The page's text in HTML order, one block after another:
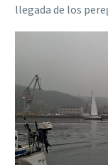
llegada de los